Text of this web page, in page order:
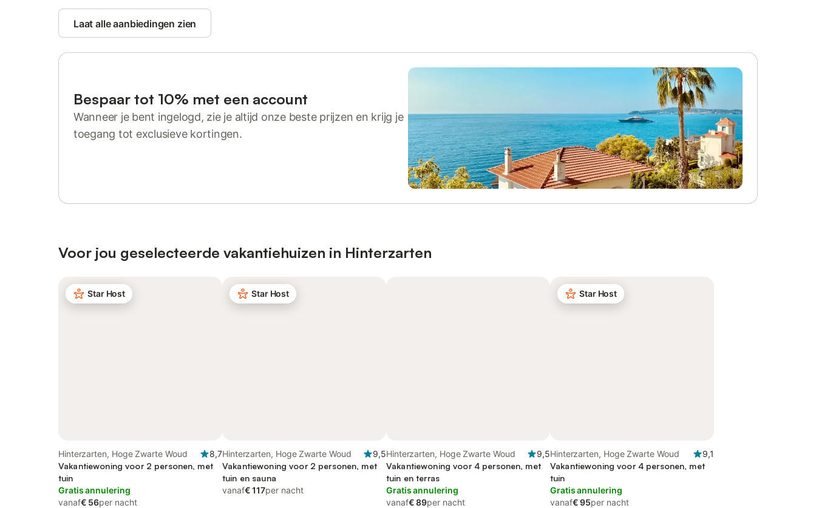
Laat alle aanbiedingen zien
Bespaar tot 10% met een account
Wanneer je bent ingelogd, zie je altijd onze beste prijzen en krijg je
toegang tot exclusieve kortingen.
Voor jou geselecteerde vakantiehuizen in Hinterzarten
Star Host
Hinterzarten, Hoge Zwarte Woud
8,7
Vakantiewoning voor 2 personen, met
tuin
Gratis annulering
vanaf€ 56per nacht
Star Host
Hinterzarten, Hoge Zwarte Woud
9,5
Vakantiewoning voor 2 personen, met
tuin en sauna
vanaf€ 117per nacht
Hinterzarten, Hoge Zwarte Woud
9,5
Vakantiewoning voor 4 personen, met
tuin en terras
Gratis annulering
vanaf€ 89per nacht
Star Host
Hinterzarten, Hoge Zwarte Woud
9,1
Vakantiewoning voor 4 personen, met
tuin
Gratis annulering
vanaf€ 95per nacht